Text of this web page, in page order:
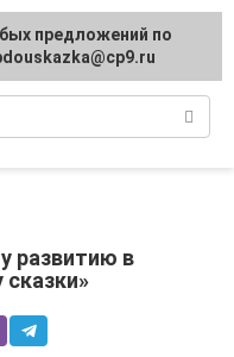
развитию в
сказки»
предложений по